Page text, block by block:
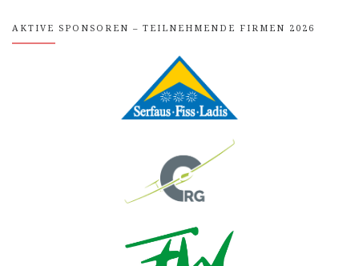
AKTIVE SPONSOREN – TEILNEHMENDE FIRMEN 2026